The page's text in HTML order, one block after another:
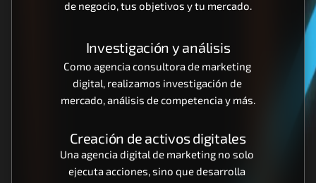
de negocio, tus objetivos y tu mercado.
Investigación y análisis
Como agencia consultora de marketing
digital, realizamos investigación de
mercado, análisis de competencia y más.
Creación de activos digitales
Una agencia digital de marketing no solo
ejecuta acciones, sino que desarrolla